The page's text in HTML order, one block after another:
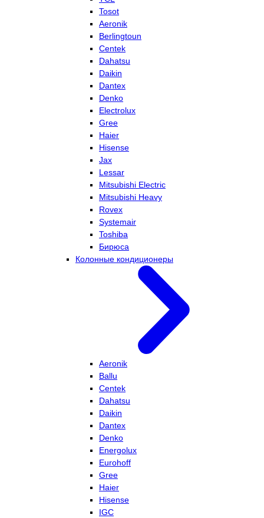
Tosot
Aeronik
Berlingtoun
Centek
Dahatsu
Daikin
Dantex
Denko
Electrolux
Gree
Haier
Hisense
Jax
Lessar
Mitsubishi Electric
Mitsubishi Heavy
Rovex
Systemair
Toshiba
Бирюса
Колонные кондиционеры
Aeronik
Ballu
Centek
Dahatsu
Daikin
Dantex
Denko
Energolux
Eurohoff
Gree
Haier
Hisense
IGC